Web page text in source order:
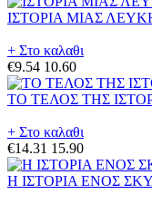
ΙΣΤΟΡΙΑ ΜΙΑΣ
+ Στο καλαθι
€9.54 10.60
ΤΟ ΤΕΛΟΣ ΤΗΣ
+ Στο καλαθι
€14.31 15.90
Η ΙΣΤΟΡΙΑ ΕΝΟΣ